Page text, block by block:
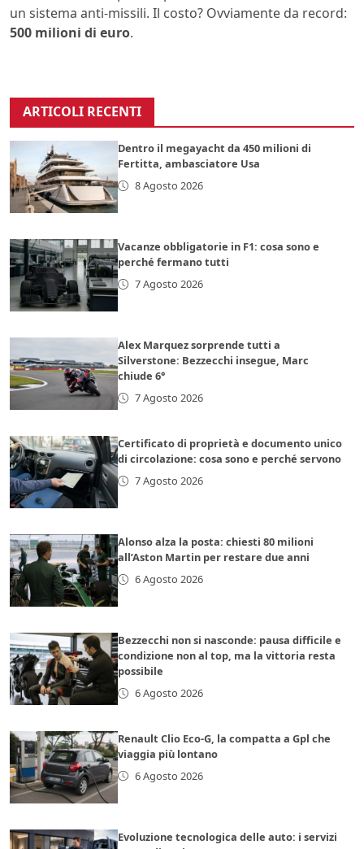
un sistema anti-missili. Il costo? Ovviamente da record:
500 milioni di euro.
ARTICOLI RECENTI
Dentro il megayacht da 450 milioni di
Fertitta, ambasciatore Usa
8 Agosto 2026
Vacanze obbligatorie in F1: cosa sono e
perché fermano tutti
7 Agosto 2026
Alex Marquez sorprende tutti a
Silverstone: Bezzecchi insegue, Marc
chiude 6°
7 Agosto 2026
Certificato di proprietà e documento unico
di circolazione: cosa sono e perché servono
7 Agosto 2026
Alonso alza la posta: chiesti 80 milioni
all’Aston Martin per restare due anni
6 Agosto 2026
Bezzecchi non si nasconde: pausa difficile e
condizione non al top, ma la vittoria resta
possibile
6 Agosto 2026
Renault Clio Eco-G, la compatta a Gpl che
viaggia più lontano
6 Agosto 2026
Evoluzione tecnologica delle auto: i servizi